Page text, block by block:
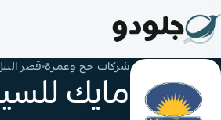
شركات حج وعمرة قصر
مايك